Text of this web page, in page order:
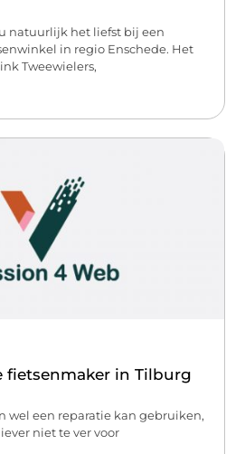
natuurlijk het liefst bij een
in regio Enschede. Het
Tweewielers,
fietsenmaker in Tilburg
wel een reparatie kan gebruiken,
niet te ver voor